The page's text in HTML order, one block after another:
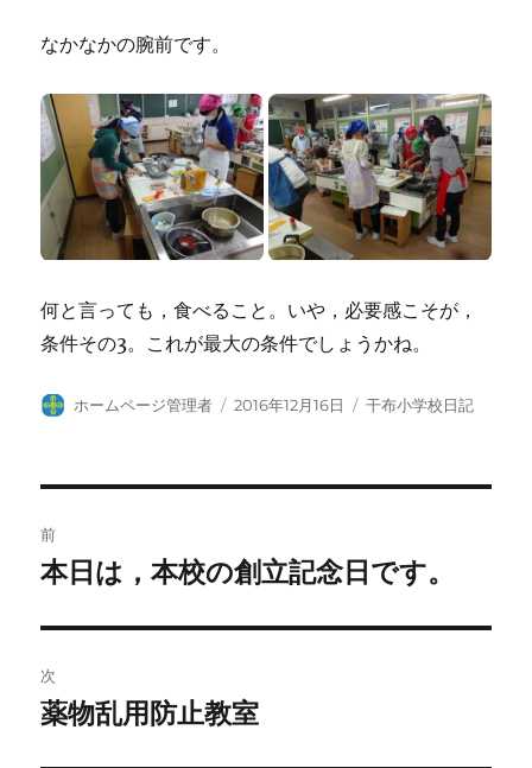
なかなかの腕前です。
何と言っても，食べること。いや，必要感こそが，
条件その3。これが最大の条件でしょうかね。
投
ホームページ管理者
投
2016年12月16日
カ
干布小学校日記
稿
ビ
ゲ
ー
前
前
投
稿:
本日は，本校の創立記念日です。
次
次
薬物乱用防止教室